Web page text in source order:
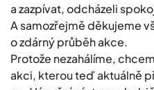
a zazpívat, odcházeli
A samozřejmě děkujeme
o zdárný průběh akce.
Protože nezahálíme,
akci, kterou teď aktuálně